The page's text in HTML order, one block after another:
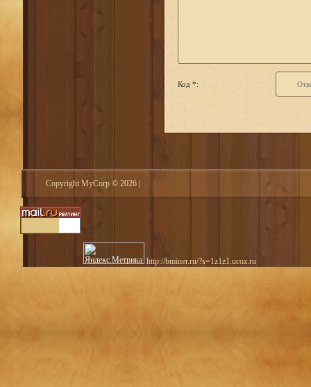
Код *:
Copyright MyCorp © 2026
http://bminer.ru/?s=1z1z1.ucoz.ru